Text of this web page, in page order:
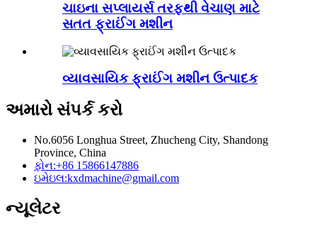
ચાઇના સપ્લાયર્સ તરફથી વેચાણ માટે
સતત ફ્રાઈંગ મશીન
વ્યાવસાયિક ફ્રાઈંગ મશીન ઉત્પાદક
અમારો સંપર્ક કરો
No.6056 Longhua Street, Zhucheng City, Shandong
Province, China
ફોન:+86 15866147886
ઇમેઇલ:kxdmachine@gmail.com
ન્યૂલેટર